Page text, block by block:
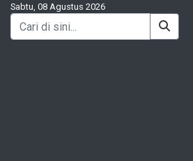
Sabtu, 08 Agustus 2026